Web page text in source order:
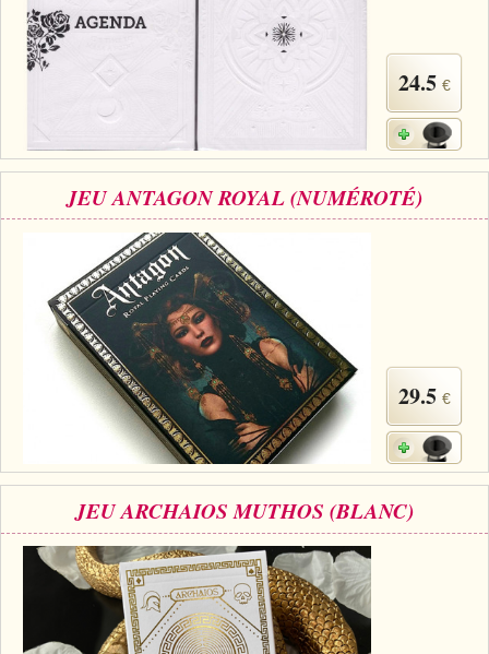
24.5 €
JEU ANTAGON ROYAL (NUMÉROTÉ)
29.5 €
JEU ARCHAIOS MUTHOS (BLANC)